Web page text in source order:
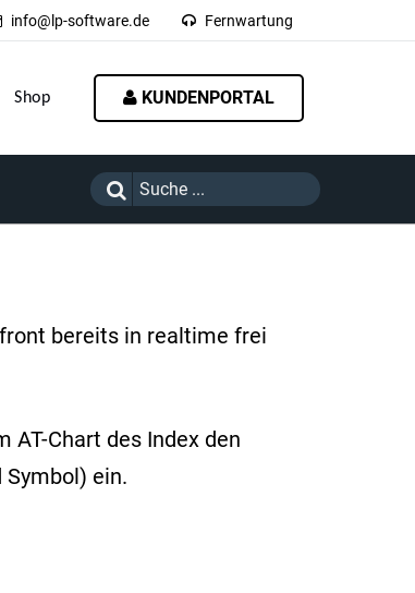
info@lp-software.de Fernwartung
Shop KUNDENPORTAL
bereits in realtime frei
Chart des Index den
ein.